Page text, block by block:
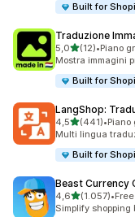
Built for
Traduzione
5,0stelle su 5
(12)
12 recensioni
•Piano
Mostra immagini
Built for
LangShop:
4,5stelle su 5
(441)
441 recensioni
•
Multi lingua
Built for
Beast Currency
4,6stelle su 5
(1.057)
1057 recensioni
•
Simplify